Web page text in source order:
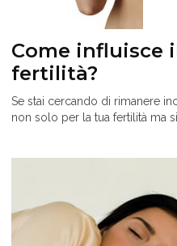
Come influisce
fertilità?
Se stai cercando di rimanere
non solo per la tua fertilità ma